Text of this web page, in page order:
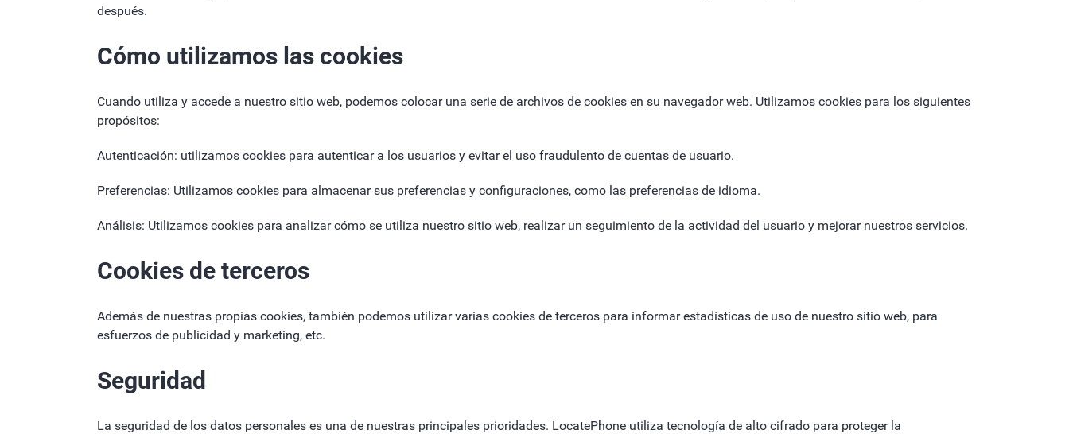
después.
Cómo utilizamos las cookies
Cuando utiliza y accede a nuestro sitio web, podemos colocar una serie de archivos de cookies en su navegador web. Utilizamos cookies para los siguientes
propósitos:
Autenticación: utilizamos cookies para autenticar a los usuarios y evitar el uso fraudulento de cuentas de usuario.
Preferencias: Utilizamos cookies para almacenar sus preferencias y configuraciones, como las preferencias de idioma.
Análisis: Utilizamos cookies para analizar cómo se utiliza nuestro sitio web, realizar un seguimiento de la actividad del usuario y mejorar nuestros servicios.
Cookies de terceros
Además de nuestras propias cookies, también podemos utilizar varias cookies de terceros para informar estadísticas de uso de nuestro sitio web, para
esfuerzos de publicidad y marketing, etc.
Seguridad
La seguridad de los datos personales es una de nuestras principales prioridades. LocatePhone utiliza tecnología de alto cifrado para proteger la